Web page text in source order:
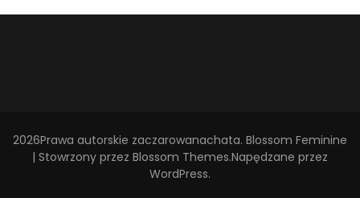
2026Prawa autorskie zaczarowanachata. Blossom Feminine
| Stowrzony przez Blossom Themes.Napędzane przez
WordPress.